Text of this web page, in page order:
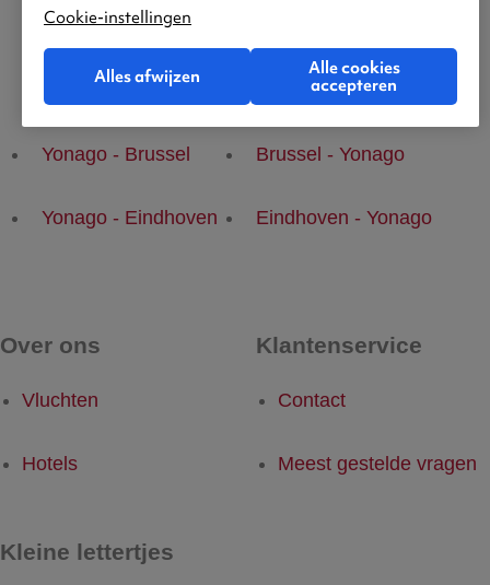
Populaire vluchten
Yonago - Brussel Brussel - Yonago
Yonago - Eindhoven Eindhoven - Yonago
Over ons
Vluchten
Hotels
Klantenservice
Contact
Meest gestelde vragen
Kleine lettertjes
Cookie-instellingen
Alles afwijzen
Alle cookies
accepteren